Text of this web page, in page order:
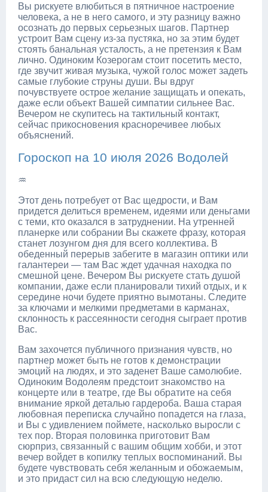
Вы рискуете влюбиться в пятничное настроение
человека, а не в него самого, и эту разницу важно
осознать до первых серьезных шагов. Партнер
устроит Вам сцену из-за пустяка, но за этим будет
стоять банальная усталость, а не претензия к Вам
лично. Одиноким Козерогам стоит посетить место,
где звучит живая музыка, чужой голос может задеть
самые глубокие струны души. Вы вдруг
почувствуете острое желание защищать и опекать,
даже если объект Вашей симпатии сильнее Вас.
Вечером не скупитесь на тактильный контакт,
сейчас прикосновения красноречивее любых
объяснений.
Гороскоп на 10 июля 2026 Водолей
♒
Этот день потребует от Вас щедрости, и Вам
придется делиться временем, идеями или деньгами
с теми, кто оказался в затруднении. На утренней
планерке или собрании Вы скажете фразу, которая
станет лозунгом дня для всего коллектива. В
обеденный перерыв забегите в магазин оптики или
галантереи — там Вас ждет удачная находка по
смешной цене. Вечером Вы рискуете стать душой
компании, даже если планировали тихий отдых, и к
середине ночи будете приятно вымотаны. Следите
за ключами и мелкими предметами в карманах,
склонность к рассеянности сегодня сыграет против
Вас.
Вам захочется публичного признания чувств, но
партнер может быть не готов к демонстрации
эмоций на людях, и это заденет Ваше самолюбие.
Одиноким Водолеям предстоит знакомство на
концерте или в театре, где Вы обратите на себя
внимание яркой деталью гардероба. Ваша старая
любовная переписка случайно попадется на глаза,
и Вы с удивлением поймете, насколько выросли с
тех пор. Вторая половинка приготовит Вам
сюрприз, связанный с вашим общим хобби, и этот
вечер войдет в копилку теплых воспоминаний. Вы
будете чувствовать себя желанным и обожаемым,
и это придаст сил на всю следующую неделю.